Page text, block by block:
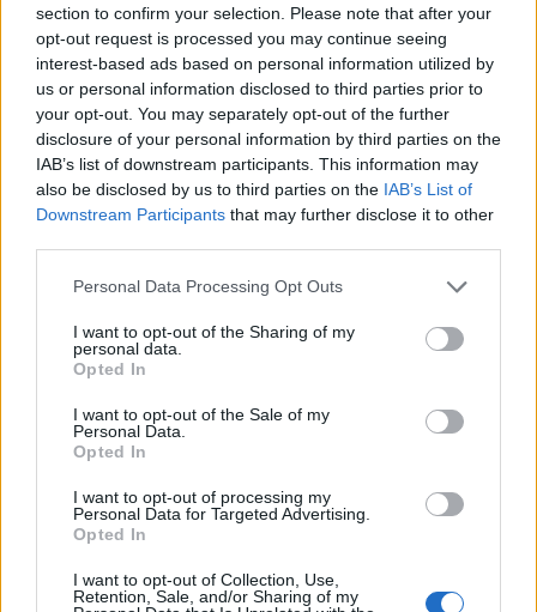
section to confirm your selection. Please note that after your
opt-out request is processed you may continue seeing
interest-based ads based on personal information utilized by
us or personal information disclosed to third parties prior to
your opt-out. You may separately opt-out of the further
disclosure of your personal information by third parties on the
IAB’s list of downstream participants. This information may
also be disclosed by us to third parties on the IAB’s List of
Downstream Participants that may further disclose it to other
Personal Data Processing Opt Outs
I want to opt-out of the Sharing of my
personal data.
Opted In
I want to opt-out of the Sale of my
Personal Data.
Opted In
I want to opt-out of processing my
Personal Data for Targeted Advertising.
Opted In
I want to opt-out of Collection, Use,
Retention, Sale, and/or Sharing of my
6 - 15
Squalificato 0 - 0%
Infortunato 0 - 0
Inutilizzato 7 - 18%
Scarica riepilogo
stagionale
Giornata Entrato Bonus/Malus
MIL 4-1 CAG
MIL 2-0 LAZ